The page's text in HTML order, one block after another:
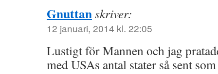
Gnuttanskriver:
12 januari, 2014 kl. 22:05
Lustigt för Mannen och jag
med USAs antal stater så sent